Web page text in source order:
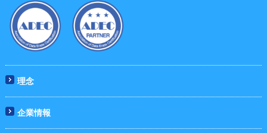
理念
企業情報